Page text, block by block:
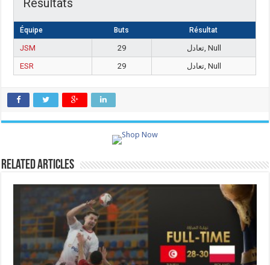
Résultats
Équipe Buts Résultat
JSM 29
تعادل, Null
ESR
29 تعادل, Null
Related Articles